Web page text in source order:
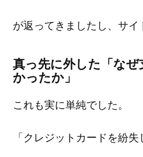
が返ってきましたし、サイ
真っ先に外した「な
かったか」
これも実に単純でした。
「クレジットカードを紛失